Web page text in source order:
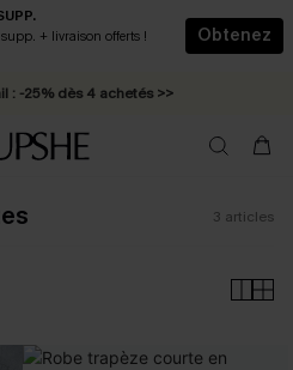
+ livraison offerts !
Obtenez
2-3 jours ouvrés >>
: -25% dès 4 achetés >>
3 articles